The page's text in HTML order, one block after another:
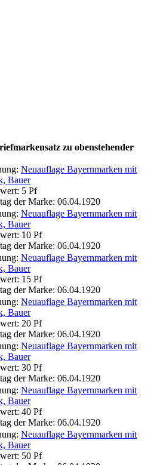
zu obenstehender
Neuauflage Bayernmarken mit
Bauer
5 Pf
der Marke: 06.04.1920
Neuauflage Bayernmarken mit
Bauer
10 Pf
der Marke: 06.04.1920
Neuauflage Bayernmarken mit
Bauer
15 Pf
der Marke: 06.04.1920
Neuauflage Bayernmarken mit
Bauer
20 Pf
der Marke: 06.04.1920
Neuauflage Bayernmarken mit
Bauer
30 Pf
der Marke: 06.04.1920
Neuauflage Bayernmarken mit
Bauer
40 Pf
der Marke: 06.04.1920
Neuauflage Bayernmarken mit
Bauer
50 Pf